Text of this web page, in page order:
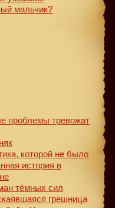
мальчик?
проблемы тревожат
которой не было
история в
тёмных сил
грешница